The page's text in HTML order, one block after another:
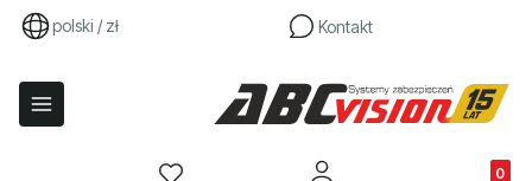
polski / zł Kontakt